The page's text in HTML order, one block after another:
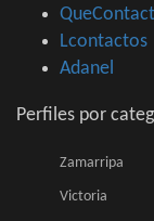
Lcontactos
Adanel
Perfiles por
Zamarripa
Victoria